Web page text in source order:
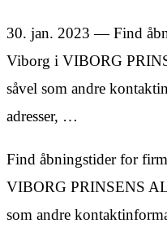
30. jan. 2023 — Find
Viborg i VIBORG
såvel som andre
adresser, …
Find åbningstider for
VIBORG PRINSENS
som andre